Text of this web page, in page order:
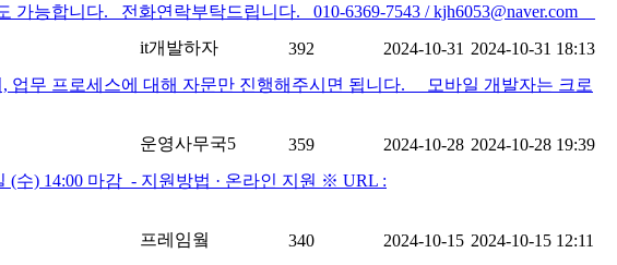
능합니다. 전화연락부탁드립니다. 010-6369-7543 / kjh6053@naver.com
it개발하자 392 2024-10-31 2024-10-31 18:13
무 프로세스에 대해 자문만 진행해주시면 됩니다. 모바일 개발자는 크로
운영사무국5 359 2024-10-28 2024-10-28 19:39
(수) 14:00 마감 ​ - 지원방법 · 온라인 지원 ※ URL :
프레임웤 340 2024-10-15 2024-10-15 12:11